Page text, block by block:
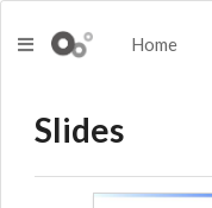
Home
Slides